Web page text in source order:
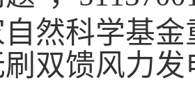
自然科学基
双馈风力